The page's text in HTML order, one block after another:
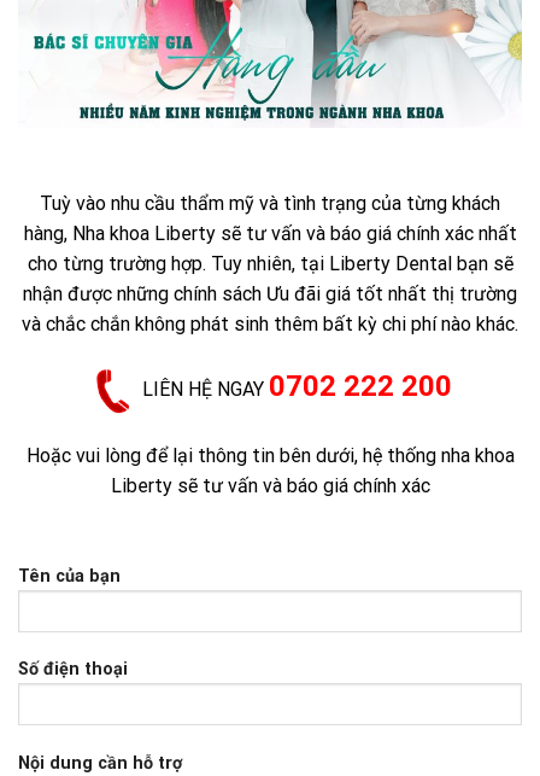
Tuỳ vào nhu cầu thẩm mỹ và tình trạng của từng khách
hàng, Nha khoa Liberty sẽ tư vấn và báo giá chính xác nhất
cho từng trường hợp. Tuy nhiên, tại Liberty Dental bạn sẽ
nhận được những chính sách Ưu đãi giá tốt nhất thị trường
và chắc chắn không phát sinh thêm bất kỳ chi phí nào khác.
LIÊN HỆ NGAY 0702 222 200
Hoặc vui lòng để lại thông tin bên dưới, hệ thống nha khoa
Liberty sẽ tư vấn và báo giá chính xác
Tên của bạn
Số điện thoại
Nội dung cần hỗ trợ